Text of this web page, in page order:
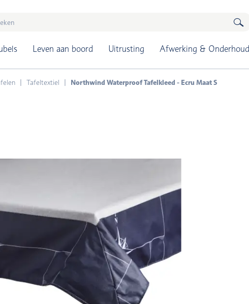
Leven aan boord Uitrusting Afwerking & Onderhoud
Tafeltextiel Northwind Waterproof Tafelkleed - Ecru Maat S